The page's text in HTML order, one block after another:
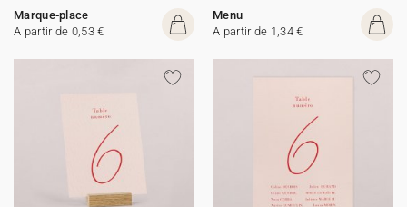
Marque-place
A partir de 0,53 €
Menu
A partir de 1,34 €